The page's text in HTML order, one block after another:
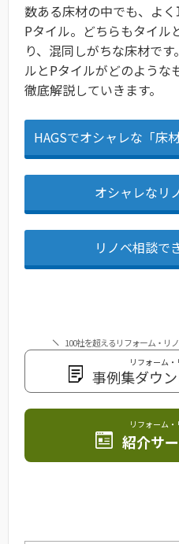
数ある床材の中でも、よ
Pタイル。どちらもタイル
り、混同しがちな床材で
ルとPタイルがどのような
徹底解説していきます。
HAGSでオシャレな「床
オシャレなリ
リノベ相談で
100社を超えるリフォーム・リ
リフォーム
事例集ダウ
リフォーム
紹介サ